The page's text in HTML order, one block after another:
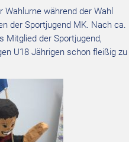
während der Wahl
der Sportjugend MK. Nach ca.
Mitglied der Sportjugend,
U18 Jährigen schon fleißig zu